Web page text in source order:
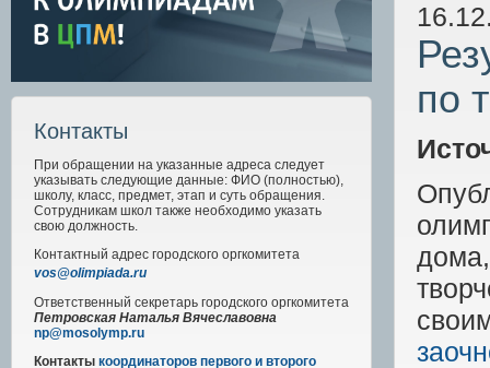
Контакты
При обращении на указанные адреса следует
указывать следующие данные: ФИО (полностью),
школу, класс, предмет, этап и суть обращения.
Сотрудникам школ также необходимо указать
свою должность.
Контактный адрес городского оргкомитета
vos@olimpiada.ru
Ответственный секретарь городского оргкомитета
Петровская Наталья Вячеславовна
np@mosolymp.ru
Контакты координаторов первого и второго
по